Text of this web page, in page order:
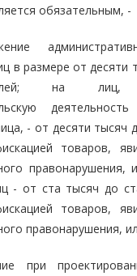
обязательным, -
в размере от десяти
на лиц,
- от десяти тысяч
товаров,
правонарушения,
- от ста тысяч до
товаров,
правонарушения,
при